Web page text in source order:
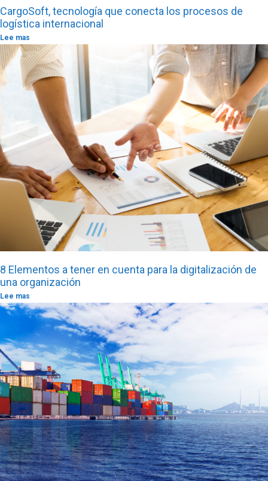
CargoSoft, tecnología que conecta los procesos de
logística internacional
Lee mas
8 Elementos a tener en cuenta para la digitalización de
una organización
Lee mas